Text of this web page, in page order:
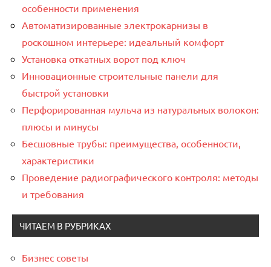
особенности применения
Автоматизированные электрокарнизы в
роскошном интерьере: идеальный комфорт
Установка откатных ворот под ключ
Инновационные строительные панели для
быстрой установки
Перфорированная мульча из натуральных волокон:
плюсы и минусы
Бесшовные трубы: преимущества, особенности,
характеристики
Проведение радиографического контроля: методы
и требования
ЧИТАЕМ В РУБРИКАХ
Бизнес советы